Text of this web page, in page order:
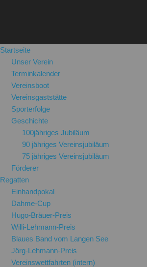
Startseite
Unser Verein
Terminkalender
Vereinsboot
Vereinsgaststätte
Sporterfolge
Geschichte
100jähriges Jubiläum
90 jähriges Vereinsjubiläum
75 jähriges Vereinsjubiläum
Förderer
Regatten
Einhandpokal
Dahme-Cup
Hugo-Bräuer-Preis
Willi-Lehmann-Preis
Blaues Band vom Langen See
Jörg-Lehmann-Preis
Vereinswettfahrten (intern)